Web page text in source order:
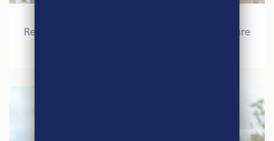
Retour sur le Salon International de l’Agriculture